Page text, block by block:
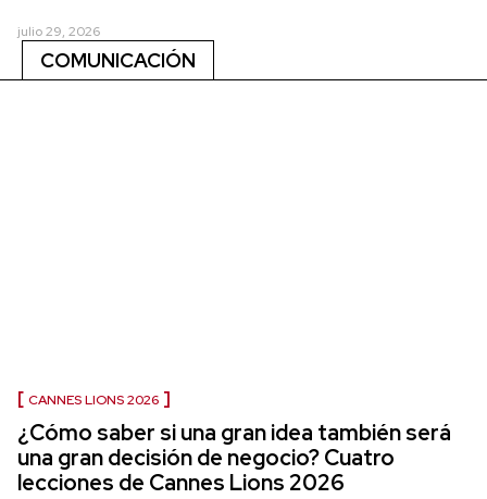
julio 29, 2026
COMUNICACIÓN
CANNES LIONS 2026
¿Cómo saber si una gran idea también será
una gran decisión de negocio? Cuatro
lecciones de Cannes Lions 2026